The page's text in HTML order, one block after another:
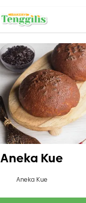
Aneka Kue
Aneka Kue